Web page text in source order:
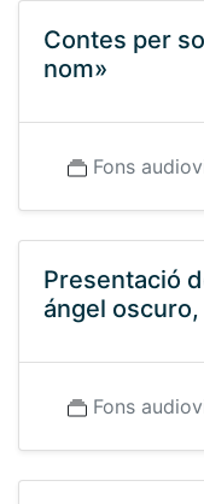
Contes per
nom»
Fons
Presentació
ángel
Fons